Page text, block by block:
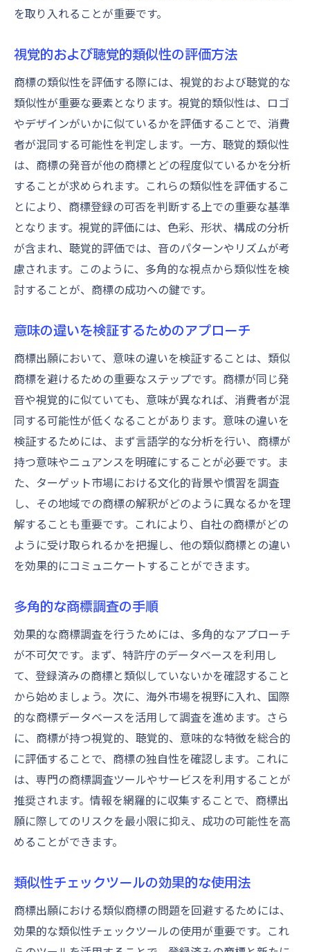
を取り入れることが重要です。
視覚的および聴覚的類似性の評価方法
商標の類似性を評価する際には、視覚的および聴覚的な
類似性が重要な要素となります。視覚的類似性は、ロゴ
やデザインがいかに似ているかを評価することで、消費
者が混同する可能性を判定します。一方、聴覚的類似性
は、商標の発音が他の商標とどの程度似ているかを分析
することが求められます。これらの類似性を評価するこ
とにより、商標登録の可否を判断する上での重要な基準
となります。視覚的評価には、色彩、形状、構成の分析
が含まれ、聴覚的評価では、音のパターンやリズムが考
慮されます。このように、多角的な視点から類似性を検
討することが、商標の成功への鍵です。
意味の違いを検証するためのアプローチ
商標出願において、意味の違いを検証することは、類似
商標を避けるための重要なステップです。商標が同じ発
音や視覚的に似ていても、意味が異なれば、消費者が混
同する可能性が低くなることがあります。意味の違いを
検証するためには、まず言語学的な分析を行い、商標が
持つ意味やニュアンスを明確にすることが必要です。ま
た、ターゲット市場における文化的背景や慣習を調査
し、その地域での商標の解釈がどのように異なるかを理
解することも重要です。これにより、自社の商標がどの
ように受け取られるかを把握し、他の類似商標との違い
を効果的にコミュニケートすることができます。
多角的な商標調査の手順
効果的な商標調査を行うためには、多角的なアプローチ
が不可欠です。まず、特許庁のデータベースを利用し
て、登録済みの商標と類似していないかを確認すること
から始めましょう。次に、海外市場を視野に入れ、国際
的な商標データベースを活用して調査を進めます。さら
に、商標が持つ視覚的、聴覚的、意味的な特徴を総合的
に評価することで、商標の独自性を確認します。これに
は、専門の商標調査ツールやサービスを利用することが
推奨されます。情報を網羅的に収集することで、商標出
願に際してのリスクを最小限に抑え、成功の可能性を高
めることができます。
類似性チェックツールの効果的な使用法
商標出願における類似商標の問題を回避するためには、
効果的な類似性チェックツールの使用が重要です。これ